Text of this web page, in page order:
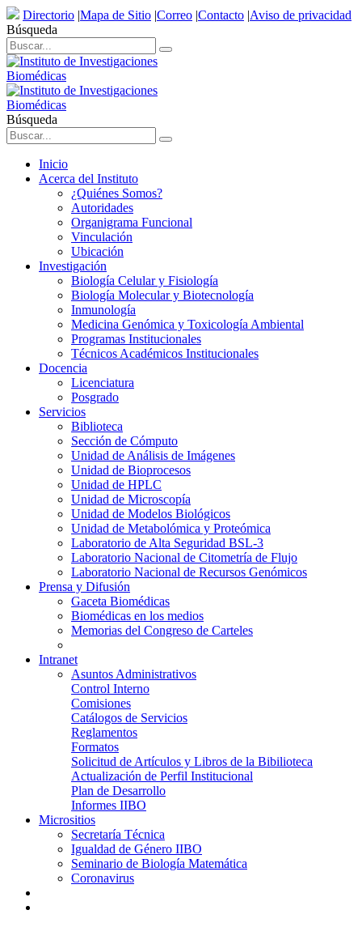
Directorio |Mapa de Sitio |Correo |Contacto |Aviso de privacidad
Búsqueda
Búsqueda
Inicio
Acerca del Instituto
¿Quiénes Somos?
Autoridades
Organigrama Funcional
Vinculación
Ubicación
Investigación
Biología Celular y Fisiología
Biología Molecular y Biotecnología
Inmunología
Medicina Genómica y Toxicología Ambiental
Programas Institucionales
Técnicos Académicos Institucionales
Docencia
Licenciatura
Posgrado
Servicios
Biblioteca
Sección de Cómputo
Unidad de Análisis de Imágenes
Unidad de Bioprocesos
Unidad de HPLC
Unidad de Microscopía
Unidad de Modelos Biológicos
Unidad de Metabolómica y Proteómica
Laboratorio de Alta Seguridad BSL-3
Laboratorio Nacional de Citometría de Flujo
Laboratorio Nacional de Recursos Genómicos
Prensa y Difusión
Gaceta Biomédicas
Biomédicas en los medios
Memorias del Congreso de Carteles
Intranet
Asuntos Administrativos
Control Interno
Comisiones
Catálogos de Servicios
Reglamentos
Formatos
Solicitud de Artículos y Libros de la Bibilioteca
Actualización de Perfil Institucional
Plan de Desarrollo
Informes IIBO
Micrositios
Secretaría Técnica
Igualdad de Género IIBO
Seminario de Biología Matemática
Coronavirus